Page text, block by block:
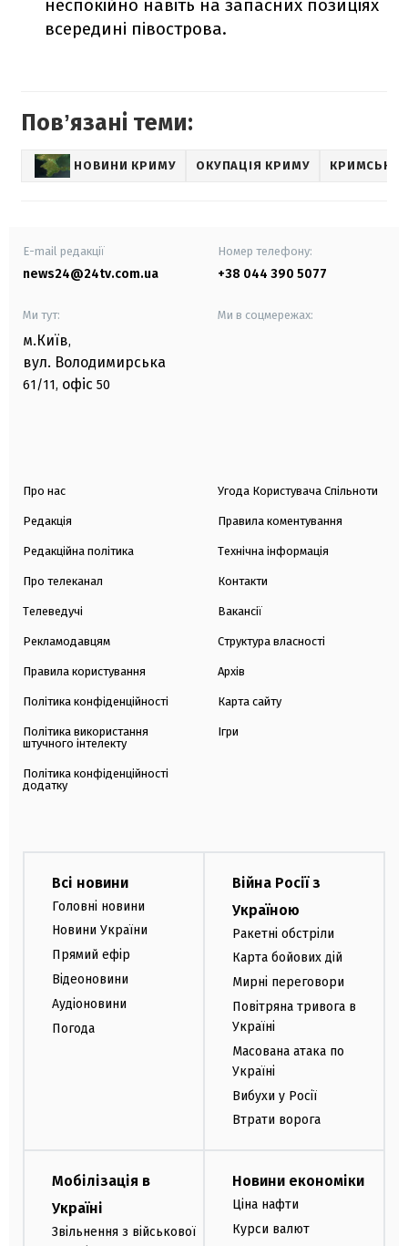
неспокійно навіть на запасних позиціях
всередині півострова.
Повʼязані теми:
НОВИНИ КРИМУ ОКУПАЦІЯ КРИМУ
E-mail редакції
news24@24tv.com.ua
Номер телефону:
+38 044 390 5077
Ми тут:
м.Київ,
вул. Володимирська
61/11, офіс 50
Ми в соцмережах:
Про нас
Редакція
Редакційна політика
Про телеканал
Телеведучі
Рекламодавцям
Правила користування
Політика конфіденційності
Політика використання
штучного інтелекту
Політика конфіденційності
додатку
Угода Користувача Спільноти
Правила коментування
Технічна інформація
Контакти
Вакансії
Структура власності
Архів
Карта сайту
Ігри
Всі новини
Головні новини
Новини України
Прямий ефір
Відеоновини
Аудіоновини
Погода
Війна Росії з
Україною
Ракетні обстріли
Карта бойових дій
Мирні переговори
Повітряна тривога в
Україні
Масована атака по
Україні
Вибухи у Росії
Втрати ворога
Мобілізація в
Україні
Звільнення з військової
Новини економіки
Ціна нафти
Курси валют